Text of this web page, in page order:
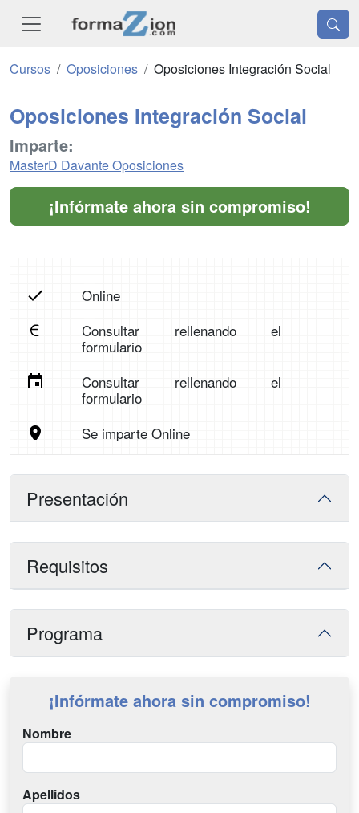
Cursos Oposiciones Oposiciones Integración Social
Oposiciones Integración Social
Imparte:
MasterD Davante Oposiciones
¡Infórmate ahora sin compromiso!
Online
Consultar rellenando el
formulario
Consultar rellenando el
formulario
Se imparte Online
Presentación
Requisitos
Programa
¡Infórmate ahora sin compromiso!
Nombre
Apellidos